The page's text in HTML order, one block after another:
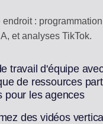
endroit :
et analyses TikTok.
travail d'équipe
de ressources
pour les agences
des vidéos